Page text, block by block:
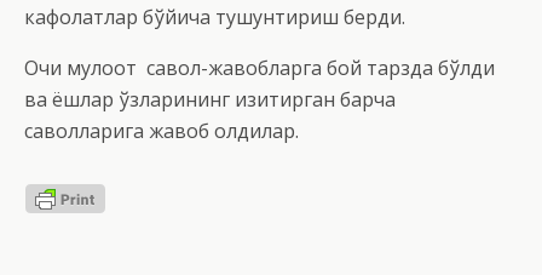
кафолатлар бўйича тушунтириш берди.
Очиқ мулоқот савол-жавобларга бой тарзда бўлди
ва ёшлар ўзларининг қизиқтирган барча
саволларига жавоб олдилар.